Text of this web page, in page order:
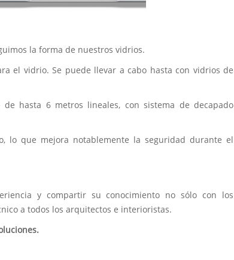
la forma de nuestros vidrios.
el vidrio. Se puede llevar a cabo hasta con vidrios de
hasta 6 metros lineales, con sistema de decapado
lo que mejora notablemente la seguridad durante el
y compartir su conocimiento no sólo con los
a todos los arquitectos e interioristas.